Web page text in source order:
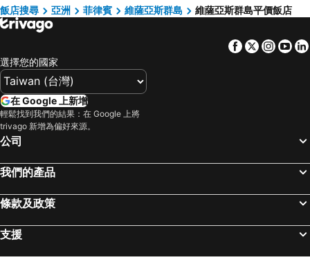
Hotel Elizabeth Cebu
Savoy Hotel Boracay near Newcoast Beach
Marco Polo Plaza Cebu
Henann Premier Coast Resort
Waterfront Cebu City Hotel & Casino
Lex Hotel Cebu
Cebu Parklane International Hotel
Villa Caemilla Beach Boutique Hotel
Paradise Garden Resort Hotel & Convention Center Boracay
Summit Galleria Cebu
Primeway Suites Cebu
The Ferra Premier by JG
Mandarin Plaza Hotel
Red Coconut Beach Resort Boracay
飯店搜尋 亞洲 菲律賓 維薩亞斯群島 維薩亞斯群島平價飯店
Facebook
Twitter
選擇您的國家
在 Google 上新增
輕鬆找到我們的結果：在 Google 上將
trivago 新增為偏好來源。
公司
我們的產品
條款及政策
支援